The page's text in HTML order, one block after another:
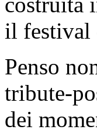
il festival
Penso
tribute-
dei